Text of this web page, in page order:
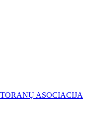
ASOCIACIJA